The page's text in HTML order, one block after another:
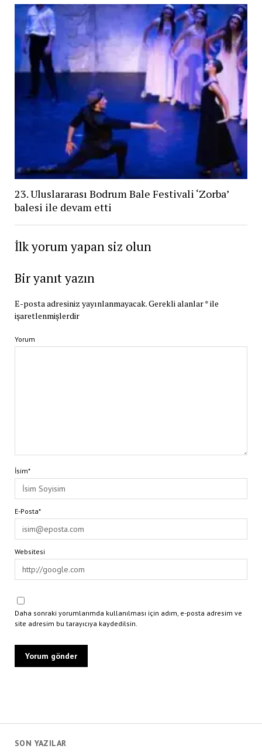
SON YAZILAR
23. Uluslararası Bodrum Bale Festivali ‘Zorba’
balesi ile devam etti
İlk yorum yapan siz olun
Bir yanıt yazın
E-posta adresiniz yayınlanmayacak.Gerekli alanlar*ile
işaretlenmişlerdir
Yorum
İsim*
E-Posta*
Websitesi
Daha sonraki yorumlarımda kullanılması için adım, e-posta adresim ve
site adresim bu tarayıcıya kaydedilsin.